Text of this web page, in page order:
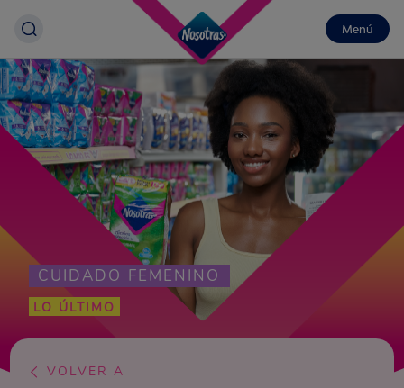
Menú
CUIDADO FEMENINO
LO ÚLTIMO
VOLVER A